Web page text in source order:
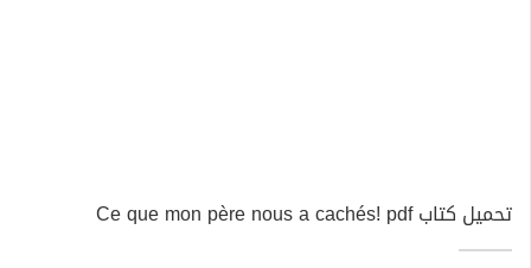
تحميل كتاب Ce que mon père nous a cachés! pdf